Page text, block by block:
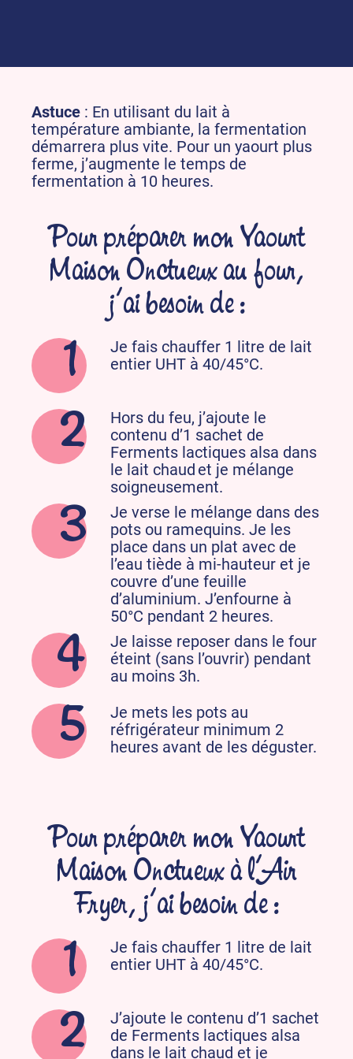
Astuce : En utilisant du lait à
température ambiante, la fermentation
démarrera plus vite. Pour un yaourt plus
ferme, j’augmente le temps de
fermentation à 10 heures.
Pour préparer mon Yaourt
Maison Onctueux au four,
j’ai besoin de :
Je fais chauffer 1 litre de lait
entier UHT à 40/45°C.
Hors du feu, j’ajoute le
contenu d’1 sachet de
Ferments lactiques alsa dans
le lait chaud et je mélange
soigneusement.
Je verse le mélange dans des
pots ou ramequins. Je les
place dans un plat avec de
l’eau tiède à mi-hauteur et je
couvre d’une feuille
d’aluminium. J’enfourne à
50°C pendant 2 heures.
Je laisse reposer dans le four
éteint (sans l’ouvrir) pendant
au moins 3h.
Je mets les pots au
réfrigérateur minimum 2
heures avant de les déguster.
Pour préparer mon Yaourt
Maison Onctueux à l’Air
Fryer, j’ai besoin de :
Je fais chauffer 1 litre de lait
entier UHT à 40/45°C.
J’ajoute le contenu d’1 sachet
de Ferments lactiques alsa
dans le lait chaud et je